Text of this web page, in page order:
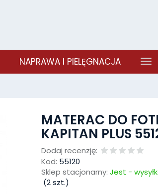
NAPRAWA I PIELĘGNACJA
MATERAC DO
KAPITAN PLUS
Dodaj recenzję:
Kod: 55120
Sklep stacjonarny: Jest -
(2szt.)